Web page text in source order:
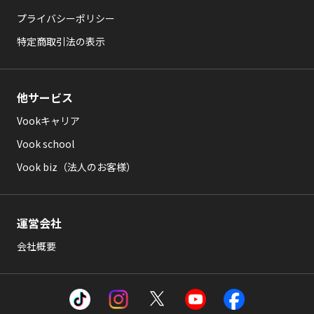
プライバシーポリシー
特定商取引法の表示
他サービス
Vookキャリア
Vook school
Vook biz（法人のお客様）
運営会社
会社概要